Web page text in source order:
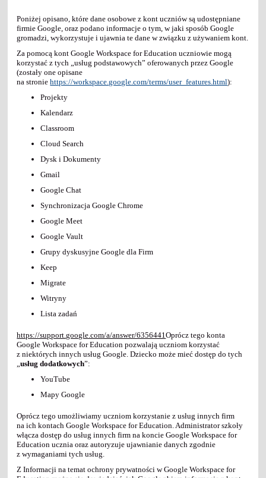
Poniżej opisano, które dane osobowe z kont uczniów są udostępniane
firmie Google, oraz podano informacje o tym, w jaki sposób Google
gromadzi, wykorzystuje i ujawnia te dane w związku z używaniem kont.
Za pomocą kont Google Workspace for Education uczniowie mogą
korzystać z tych „usług podstawowych” oferowanych przez Google
(zostały one opisane
na stroniehttps://workspace.google.com/terms/user_features.html):
Projekty
Kalendarz
Classroom
Cloud Search
Dysk i Dokumenty
Gmail
Google Chat
Synchronizacja Google Chrome
Google Meet
Google Vault
Grupy dyskusyjne Google dla Firm
Keep
Migrate
Witryny
Lista zadań
https://support.google.com/a/answer/6356441Oprócz tego konta
Google Workspace for Education pozwalają uczniom korzystać
z niektórych innych usług Google. Dziecko może mieć dostęp do tych
„usług dodatkowych”:
YouTube
Mapy Google
Oprócz tego umożliwiamy uczniom korzystanie z usług innych firm
na ich kontach Google Workspace for Education. Administrator szkoły
włącza dostęp do usług innych firm na koncie Google Workspace for
Education ucznia oraz autoryzuje ujawnianie danych zgodnie
z wymaganiami tych usług.
Z Informacji na temat ochrony prywatności w Google Workspace for